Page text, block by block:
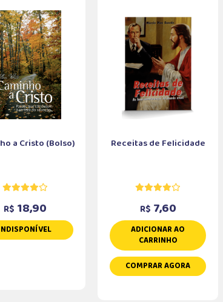
a Cristo (Bolso)
R$ 18,90
Receitas de Felicidade
R$ 7,60
ADICIONAR AO
CARRINHO
COMPRAR AGORA